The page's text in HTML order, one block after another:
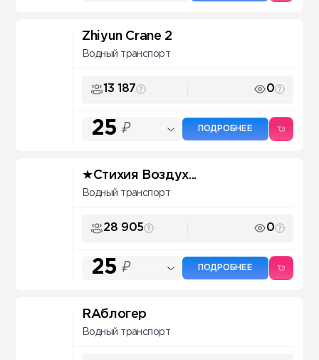
Zhiyun Crane 2
Водный транспорт
13 187 0
25 ₽ ПОДРОБНЕЕ
★Стихия Воздух...
Водный транспорт
28 905 0
25 ₽ ПОДРОБНЕЕ
RAблогер
Водный транспорт